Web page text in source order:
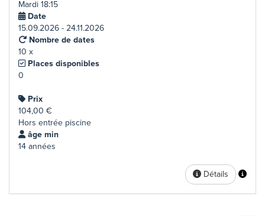
Mardi 18:15
Date
15.09.2026 - 24.11.2026
Nombre de dates
10 x
Places disponibles
0
Prix
104,00 €
Hors entrée piscine
âge min
14 années
Détails